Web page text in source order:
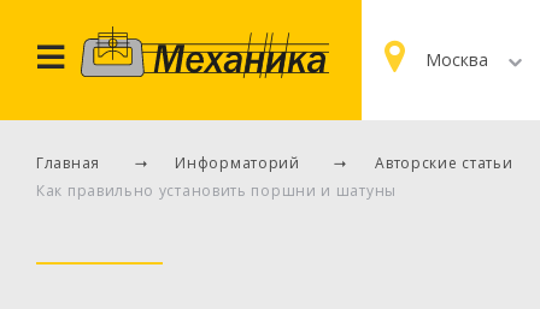
Москва
Главная Информаторий
Авторские статьи
Как правильно установить поршни и шатуны